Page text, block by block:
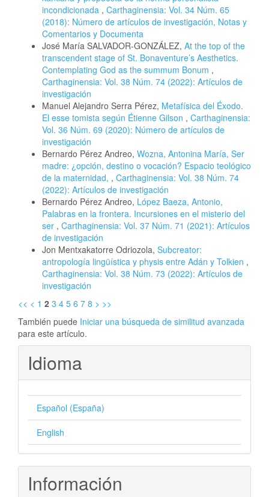
incondicionada , Carthaginensia: Vol. 34 Núm. 65
(2018): Número de artículos de investigación, Notas y
Comentarios y Documenta
José María SALVADOR-GONZÁLEZ, At the top of the
transcendent stage of St. Bonaventure’s Aesthetics.
Contemplating God as the summum Bonum ,
Carthaginensia: Vol. 38 Núm. 74 (2022): Artículos de
investigación
Manuel Alejandro Serra Pérez, Metafísica del Éxodo.
El esse tomista según Étienne Gilson , Carthaginensia:
Vol. 36 Núm. 69 (2020): Número de artículos de
investigación
Bernardo Pérez Andreo, Wozna, Antonina María, Ser
madre: ¿opción, destino o vocación? Espacio teológico
de la maternidad, , Carthaginensia: Vol. 38 Núm. 74
(2022): Artículos de investigación
Bernardo Pérez Andreo, López Baeza, Antonio,
Palabras en la frontera. Incursiones en el misterio del
ser , Carthaginensia: Vol. 37 Núm. 71 (2021): Artículos
de investigación
Jon Mentxakatorre Odriozola, Subcreator:
antropología lingüística y physis entre Adán y Tolkien ,
Carthaginensia: Vol. 38 Núm. 73 (2022): Artículos de
investigación
<< < 1 2 3 4 5 6 7 8 > >>
También puede Iniciar una búsqueda de similitud avanzada
para este artículo.
Idioma
Español (España)
English
Información